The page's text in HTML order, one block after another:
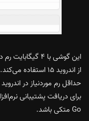
این گوشی با ۴
از اندروید ۱۵
Go متکی باشد.